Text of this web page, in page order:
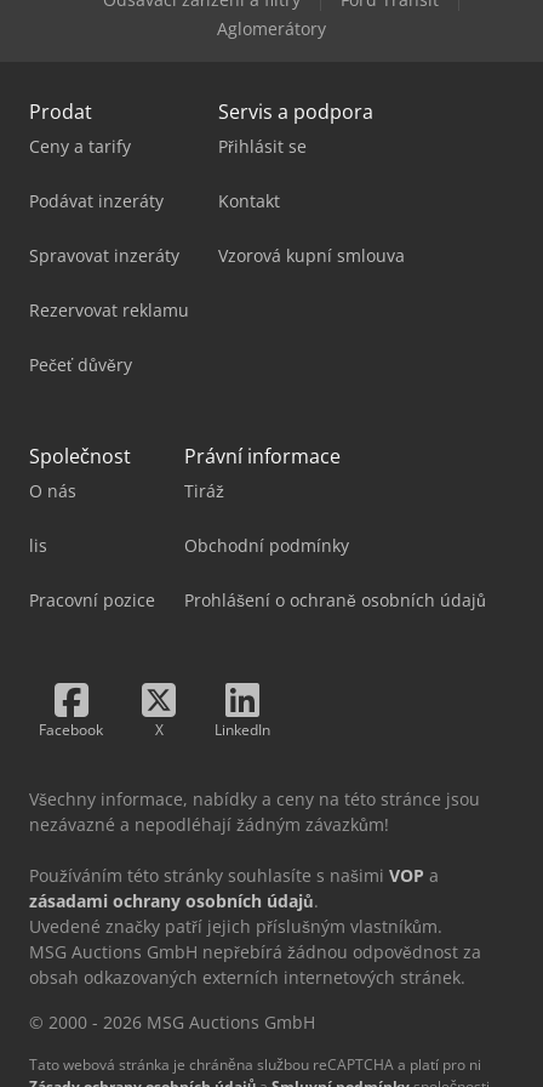
Aglomerátory
Prodat
Ceny a tarify
Podávat inzeráty
Spravovat inzeráty
Rezervovat reklamu
Pečeť důvěry
Servis a podpora
Přihlásit se
Kontakt
Vzorová kupní smlouva
Společnost
O nás
lis
Pracovní pozice
Právní informace
Tiráž
Obchodní podmínky
Prohlášení o ochraně osobních údajů
Facebook X LinkedIn
Všechny informace, nabídky a ceny na této stránce jsou
nezávazné a nepodléhají žádným závazkům!
Používáním této stránky souhlasíte s našimi VOP a
zásadami ochrany osobních údajů.
Uvedené značky patří jejich příslušným vlastníkům.
MSG Auctions GmbH nepřebírá žádnou odpovědnost za
obsah odkazovaných externích internetových stránek.
© 2000 - 2026 MSG Auctions GmbH
Tato webová stránka je chráněna službou reCAPTCHA a platí pro ni